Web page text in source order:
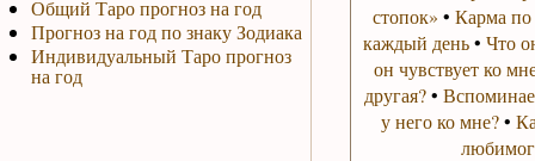
Общий Таро прогноз на год
Прогноз на год по знаку Зодиака
Индивидуальный Таро прогноз
на год
стопок» • Карма по
каждый день• Что
он чувствует ко
другая?•
у него ко мне?•